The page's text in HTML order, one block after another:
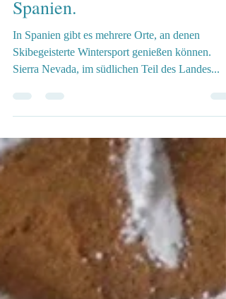
preisgünstigste Skigebiet in
Spanien.
In Spanien gibt es mehrere Orte, an denen
Sierra Nevada, im südlichen Teil des Landes...